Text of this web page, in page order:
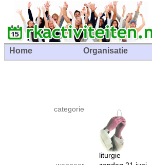
Home Organisatie
categorie
liturgie